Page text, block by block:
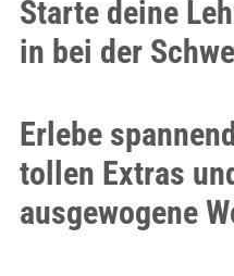
Starte deine
in bei der
Erlebe
tollen Extras
ausgewogene